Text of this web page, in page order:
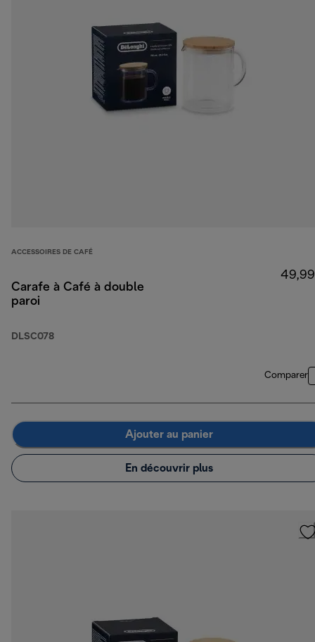
ACCESSOIRES DE CAFÉ
Carafe à Café à double
paroi
DLSC078
Comparer
Ajouter au panier
En découvrir plus